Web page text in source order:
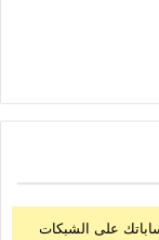
على الشبكات